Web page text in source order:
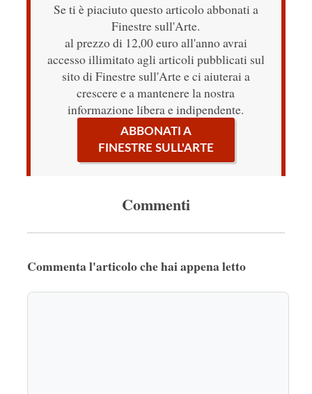
Se ti è piaciuto questo articolo abbonati a
Finestre sull'Arte.
al prezzo di 12,00 euro all'anno avrai
accesso illimitato agli articoli pubblicati sul
sito di Finestre sull'Arte e ci aiuterai a
crescere e a mantenere la nostra
informazione libera e indipendente.
ABBONATI A
FINESTRE SULL'ARTE
Commenti
Commenta l'articolo che hai appena letto